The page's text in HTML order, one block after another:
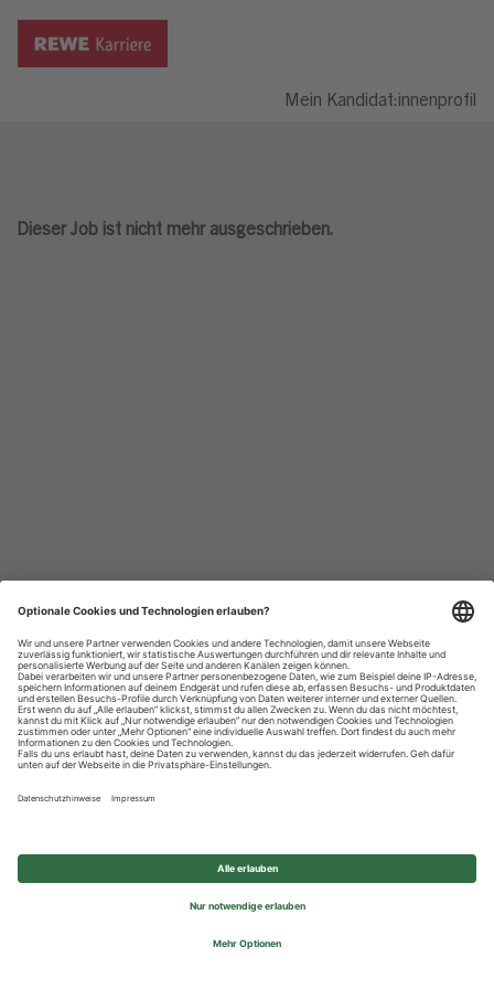
Mein Kandidat:innenprofil
Dieser Job ist nicht mehr ausgeschrieben.
Datenschutzhinweise
Impressum
Privatsphäre-Einstellungen
© 2026 REWE Group - All rights reserved